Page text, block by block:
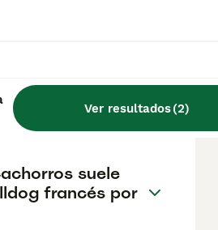
Ver resultados(2)
es de aproximadamente
precios pueden variar
el pedigrí, la
y la ubicación.
suele
francés por